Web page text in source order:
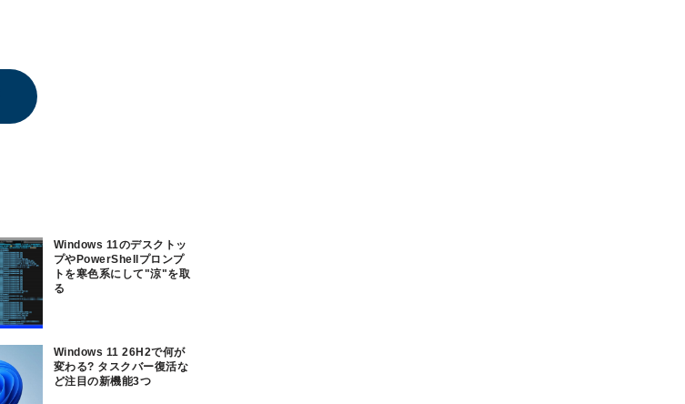
Windows 11のデスクトッ
プやPowerShellプロンプ
トを寒色系にして"涼"を取
る
Windows 11 26H2で何が
変わる? タスクバー復活な
ど注目の新機能3つ